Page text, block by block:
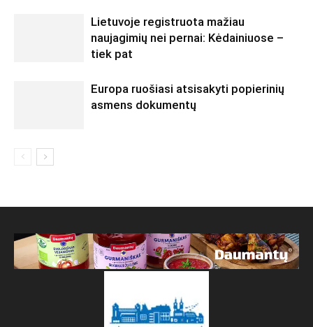
Lietuvoje registruota mažiau
naujagimių nei pernai: Kėdainiuose –
tiek pat
Europa ruošiasi atsisakyti popierinių
asmens dokumentų